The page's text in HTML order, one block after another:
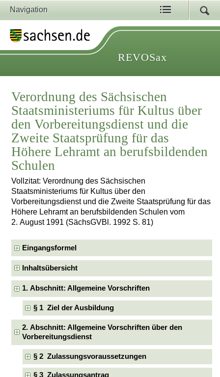
Navigation
REVOSax
Verordnung des Sächsischen
Staatsministeriums für Kultus über
den Vorbereitungsdienst und die
Zweite Staatsprüfung für das
Höhere Lehramt an berufsbildenden
Schulen
Vollzitat: Verordnung des Sächsischen
Staatsministeriums für Kultus über den
Vorbereitungsdienst und die Zweite Staatsprüfung für das
Höhere Lehramt an berufsbildenden Schulen vom
2. August 1991 (SächsGVBl. 1992 S. 81)
Eingangsformel
Inhaltsübersicht
1. Abschnitt: Allgemeine Vorschriften
§ 1 Ziel der Ausbildung
2. Abschnitt: Allgemeine Vorschriften über den
Vorbereitungsdienst
§ 2 Zulassungsvoraussetzungen
§ 3 Zulassungsantrag